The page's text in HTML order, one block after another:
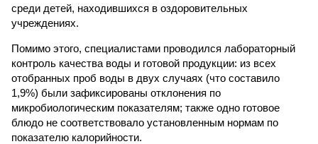
среди детей, находившихся в оздоровительных
учреждениях.
Помимо этого, специалистами проводился лабораторный
контроль качества воды и готовой продукции: из всех
отобранных проб воды в двух случаях (что составило
1,9%) были зафиксированы отклонения по
микробиологическим показателям; также одно готовое
блюдо не соответствовало установленным нормам по
показателю калорийности.